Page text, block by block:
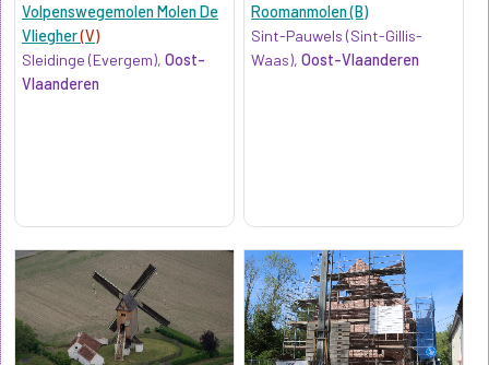
Volpenswegemolen Molen De
Vliegher(V)
Sleidinge (Evergem), Oost-
Vlaanderen
Roomanmolen (B)
Sint-Pauwels (Sint-Gillis-
Waas),Oost-Vlaanderen